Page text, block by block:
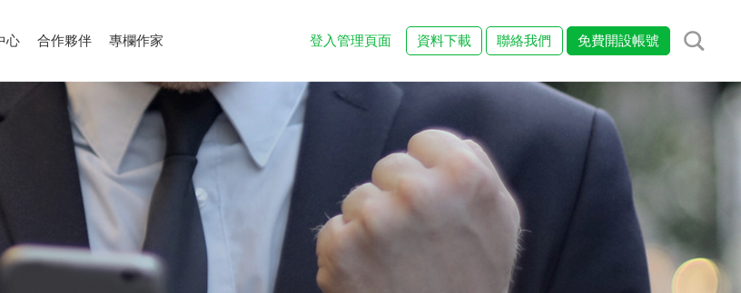
心 合作夥伴 專欄作家 登入管理頁面 資料下載 聯絡我們 免費開設帳號